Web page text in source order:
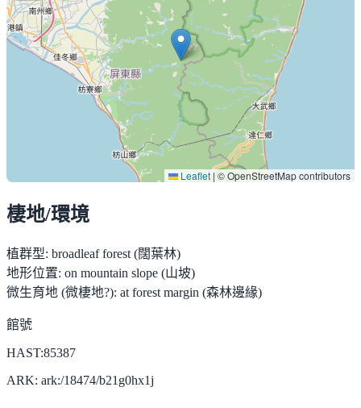
Leaflet|© OpenStreetMap contributors
棲地/環境
植群型: broadleaf forest (闊葉林)
地形位置: on mountain slope (山坡)
微生育地 (微棲地?): at forest margin (森林邊緣)
館號
HAST:85387
ARK: ark:/18474/b21g0hx1j